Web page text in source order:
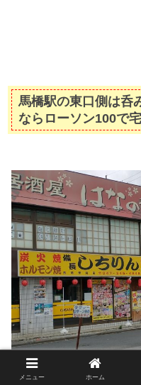
馬橋駅の東口側は呑
ならローソン100で
メニュー ホーム